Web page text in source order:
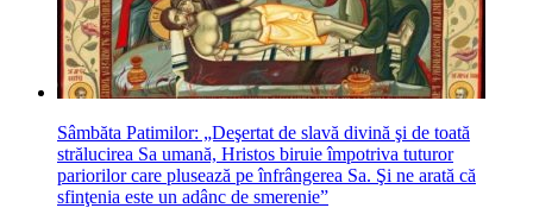
Sâmbăta Patimilor: „Deşertat de slavă divină şi de toată
strălucirea Sa umană, Hristos biruie împotriva tuturor
pariorilor care plusează pe înfrângerea Sa. Şi ne arată că
sfinţenia este un adânc de smerenie”